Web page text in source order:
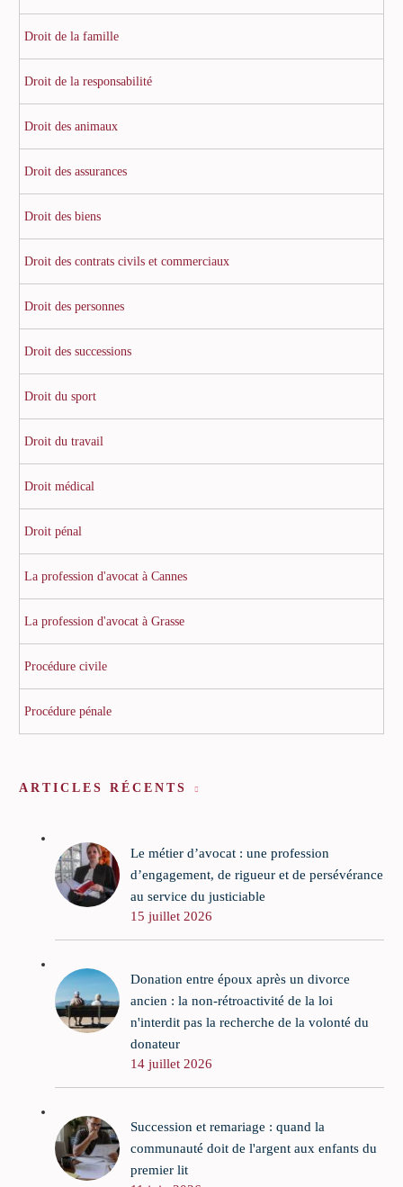
Droit de la famille
Droit de la responsabilité
Droit des animaux
Droit des assurances
Droit des biens
Droit des contrats civils et commerciaux
Droit des personnes
Droit des successions
Droit du sport
Droit du travail
Droit médical
Droit pénal
La profession d'avocat à Cannes
La profession d'avocat à Grasse
Procédure civile
Procédure pénale
ARTICLES RÉCENTS
Le métier d’avocat : une profession
d’engagement, de rigueur et de persévérance
au service du justiciable
15 juillet 2026
Donation entre époux après un divorce
ancien : la non-rétroactivité de la loi
n'interdit pas la recherche de la volonté du
donateur
14 juillet 2026
Succession et remariage : quand la
communauté doit de l'argent aux enfants du
premier lit